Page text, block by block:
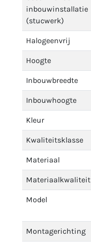
inbouwinstallatie
(stucwerk)
Halogeenvrij
Hoogte
Inbouwbreedte
Inbouwhoogte
Kleur
Kwaliteitsklasse
Materiaal
Materiaalkwaliteit
Model
Montagerichting